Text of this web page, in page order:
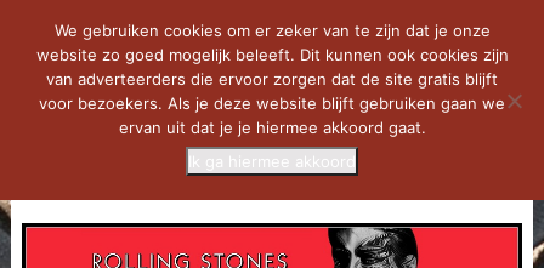
We gebruiken cookies om er zeker van te zijn dat je onze
website zo goed mogelijk beleeft. Dit kunnen ook cookies zijn
van adverteerders die ervoor zorgen dat de site gratis blijft
voor bezoekers. Als je deze website blijft gebruiken gaan we
ervan uit dat je je hiermee akkoord gaat.
Ik ga hiermee akkoord